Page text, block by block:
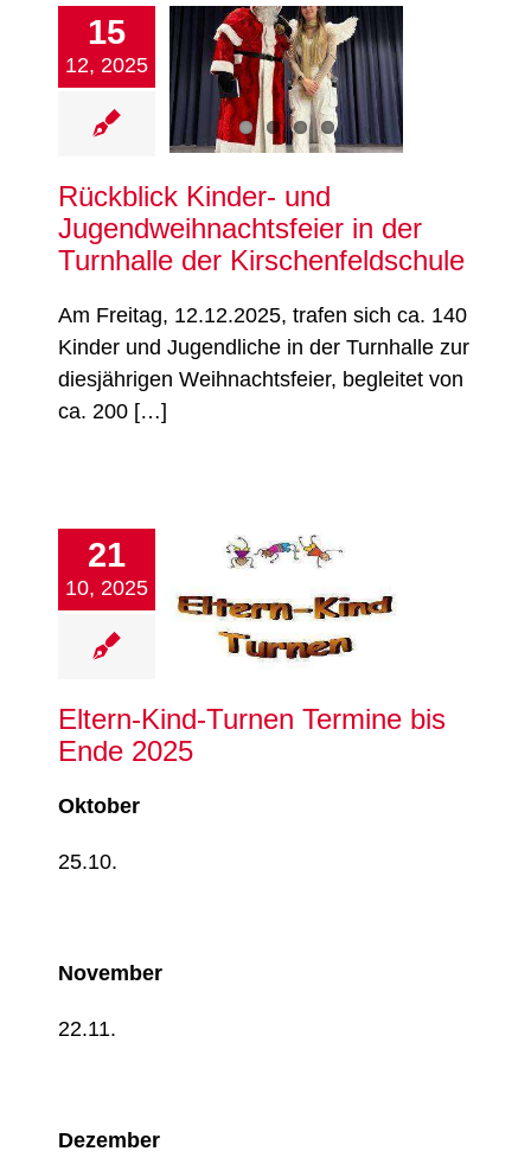
15
12, 2025
Kinder- und
Turnhalle der
Jugend
Tanzen
Rückblick Kinder- und
Jugendweihnachtsfeier in der
Turnhalle der Kirschenfeldschule
Am Freitag, 12.12.2025, trafen sich ca. 140
Kinder und Jugendliche in der Turnhalle zur
diesjährigen Weihnachtsfeier, begleitet von
ca. 200 […]
21
10, 2025
Kind-Turnen
bis Ende 2025
Eltern-Kind-Turnen Termine bis
Ende 2025
Oktober
25.10.
November
22.11.
Dezember